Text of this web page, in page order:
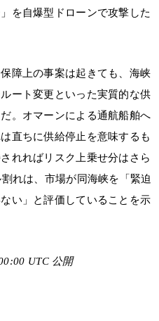
を自爆型ドローンで攻撃した
障上の事案は起きても、海峡
ート変更といった実質的な供
。オマーンによる通航船舶へ
直ちに供給停止を意味するも
れればリスク上乗せ分はさら
れは、市場が同海峡を「緊迫
い」と評価していることを示
UTC 公開